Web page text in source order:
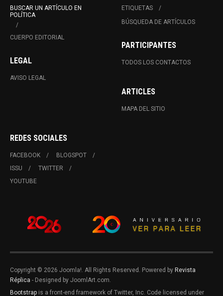
BUSCAR UN ARTÍCULO EN
POLÍTICA
CUERPO EDITORIAL
LEGAL
AVISO LEGAL
ETIQUETAS
BÚSQUEDA DE ARTÍCULOS
PARTICIPANTES
TODOS LOS CONTACTOS
ARTICLES
MAPA DEL SITIO
REDES SOCIALES
FACEBOOK
BLOGSPOT
ISSU
TWITTER
YOUTUBE
Copyright © 2026 Joomla!. All Rights Reserved. Powered by Revista
Réplica - Designed by JoomlArt.com.
Bootstrap is a front-end framework of Twitter, Inc. Code licensed under